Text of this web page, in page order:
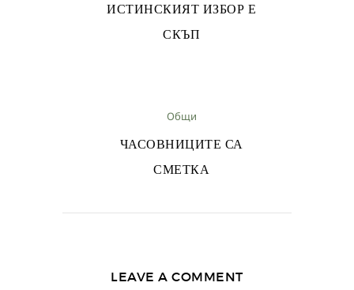
ИСТИНСКИЯТ ИЗБОР Е
СКЪП
Общи
ЧАСОВНИЦИТЕ СА
СМЕТКА
LEAVE A COMMENT